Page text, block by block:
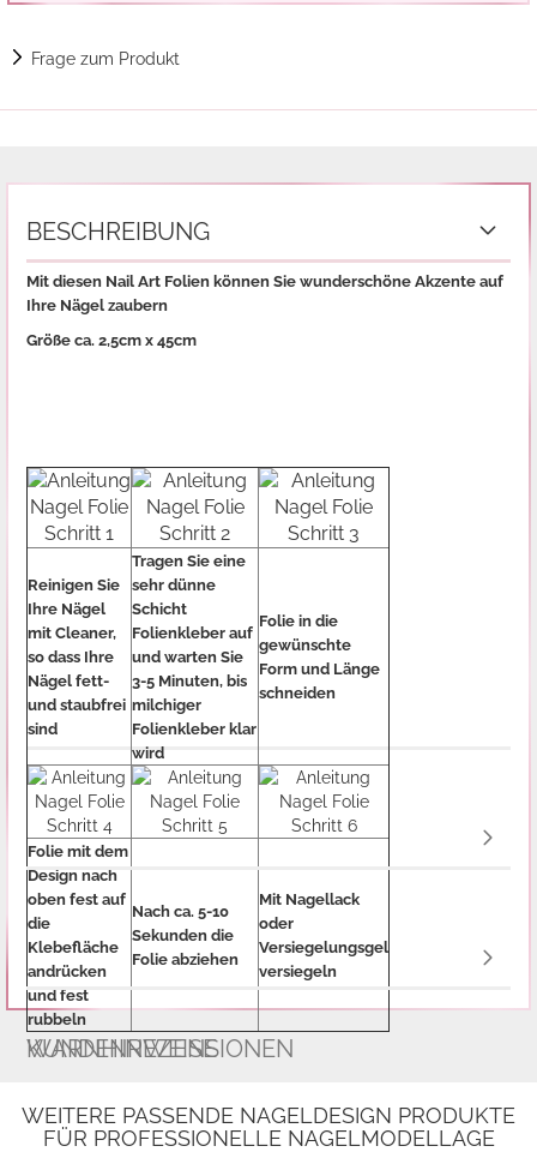
Frage zum Produkt
BESCHREIBUNG
Mit diesen Nail Art Folien können Sie wunderschöne Akzente auf
Ihre Nägel zaubern
Größe ca. 2,5cm x 45cm
Reinigen Sie
Ihre Nägel
mit Cleaner,
so dass Ihre
Nägel fett-
und staubfrei
sind
Tragen Sie eine
sehr dünne
Schicht
Folienkleber auf
und warten Sie
3-5 Minuten, bis
milchiger
Folienkleber klar
wird
Folie in die
gewünschte
Form und Länge
schneiden
Folie mit dem
Design nach
oben fest auf
die
Klebefläche
andrücken
und fest
rubbeln
Nach ca. 5-10
Sekunden die
Folie abziehen
Mit Nagellack
oder
Versiegelungsgel
versiegeln
WARNHINWEISE
KUNDENREZENSIONEN
WEITERE PASSENDE NAGELDESIGN PRODUKTE
FÜR PROFESSIONELLE NAGELMODELLAGE